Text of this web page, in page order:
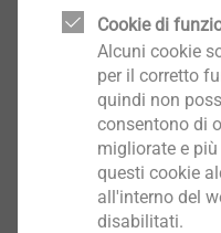
Possibilità di
Possibilità di
Per ambienti
Tipologia di supporto
Calcestruzzo
Calcestruzzo non
Solaio alveolare
Cookie di
Alcuni cookie
per il corretto
quindi non
consentono di
migliorate e
questi cookie
all'interno del
disabilitati.